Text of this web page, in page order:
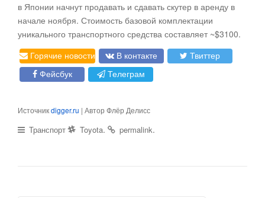
в Японии начнут продавать и сдавать скутер в аренду в
начале ноября. Стоимость базовой комплектации
уникального транспортного средства составляет ~$3100.
Горячие новости
В контакте
Твиттер
Фейсбук
Телеграм
Источникdigger.ru | Автор Флёр Делисс
Транспорт Toyota. permalink.